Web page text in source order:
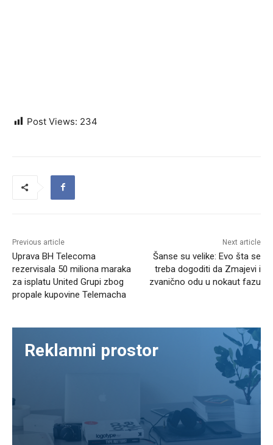
Post Views: 234
Previous article
Uprava BH Telecoma
rezervisala 50 miliona maraka
za isplatu United Grupi zbog
propale kupovine Telemacha
Next article
Šanse su velike: Evo šta se
treba dogoditi da Zmajevi i
zvanično odu u nokaut fazu
Reklamni prostor